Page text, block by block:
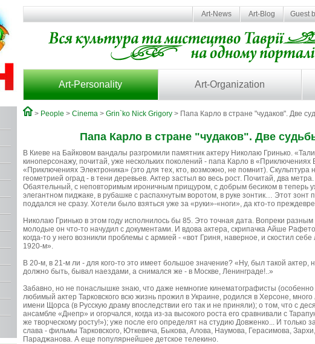
Art-News Art-Blog Guest
Art-Personality Art-Organization
> People > Cinema > Grin`ko Nick Grigory > Папа Карло в стране "чудаков". Две
Папа Карло в стране "чудаков". Две
В Киеве на Байковом вандалы разгромили памятник актеру Николаю Гринько.
киноперсонажу, почитай, уже нескольких поколений - папа Карло в
«Приключениях Электроника» (это для тех, кто, возможно, не помнит).
геометрией оград - в тени деревьев. Актер застыл во весь рост. Почитай, два
Обаятельный, с неповторимым ироничным прищуром, с добрым бесиком в теперь
элегантном пиджаке, в рубашке с распахнутым воротом, в руке зонтик… Этот зонт
поддался не сразу. Хотели было взяться уже за «руки»-«ноги», да кто-то
Николаю Гринько в этом году исполнилось бы 85. Это точная дата. Вопреки
молодые он что-то начудил с документами. И вдова актера, скрипачка Айше
когда-то у него возникли проблемы с армией - «вот Гриня, наверное, и скостил
1920-м».
В 20-м, в 21-м ли - для кого-то это имеет большое значение? «Ну, был такой актер,
должно быть, бывал наездами, а снимался же - в Москве, Ленинграде!..»
Забавно, но не понаслышке знаю, что даже немногие кинематографисты
любимый актер Тарковского всю жизнь прожил в Украине, родился в Херсоне,
имени Щорса (в Русскую драму впоследствии его так и не приняли); о том, что с
ансамбле «Днепр» и огорчался, когда из-за высокого роста его сравнивали с
же творческому росту!»); уже после его определят на студию Довженко... И только
слава - фильмы Тарковского, Юткевича, Быкова, Алова, Наумова, Герасимова,
Параджанова. А еще популярнейшее детское телекино.